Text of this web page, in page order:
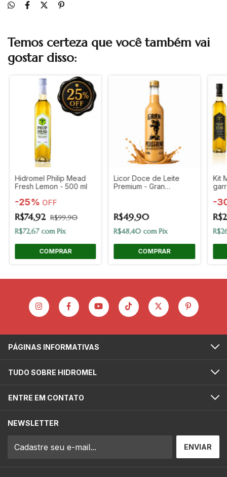
Temos certeza que você também vai
gostar disso:
Hidromel Philip Mead
Fresh Lemon - 500 ml
-25% OFF
R$74,92 R$99,90
R$72,67com Pix
Licor Doce de Leite
Premium - Gran
R$49,90
R$48,40com Pix
Kit
-
PÁGINAS INFORMATIVAS
TUDO SOBRE HIDROMEL
ENTRE EM CONTATO
NEWSLETTER